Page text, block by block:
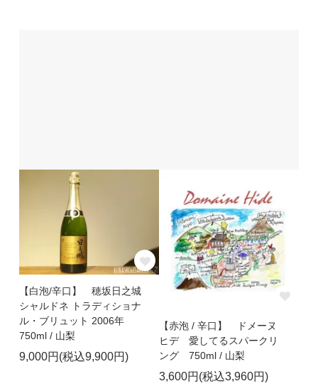
【白泡/辛口】 穂坂日之城
シャルドネ トラディショナ
ル・ブリュット 2006年
750ml / 山梨
9,000円(税込9,900円)
【赤泡 / 辛口】 ドメーヌ
ヒデ 愛してるスパークリ
ング 750ml / 山梨
3,600円(税込3,960円)